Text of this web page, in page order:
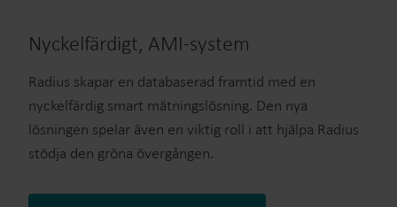
Nyckelfärdigt, AMI-system
Radius skapar en databaserad framtid med en
nyckelfärdig smart mätningslösning. Den nya
lösningen spelar även en viktig roll i att hjälpa Radius
stödja den gröna övergången.